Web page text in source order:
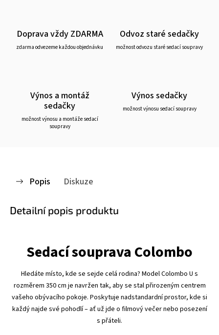
Doprava vždy ZDARMA
zdarma odvezeme každou objednávku
Odvoz staré sedačky
možnost odvozu staré sedací soupravy
Výnos a montáž
sedačky
možnost výnosu a montáže sedací
soupravy
Výnos sedačky
možnost výnosu sedací soupravy
Popis Diskuze
Detailní popis produktu
Sedací souprava Colombo
Hledáte místo, kde se sejde celá rodina? Model Colombo U s
rozměrem 350 cm je navržen tak, aby se stal přirozeným centrem
vašeho obývacího pokoje. Poskytuje nadstandardní prostor, kde si
každý najde své pohodlí – ať už jde o filmový večer nebo posezení
s přáteli.